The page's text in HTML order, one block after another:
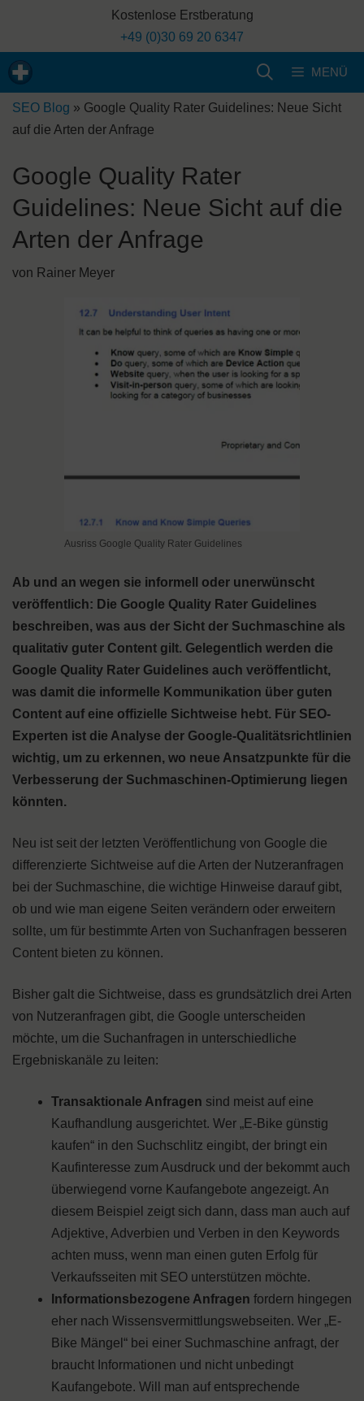
Kostenlose Erstberatung
+49 (0)30 69 20 6347
MENÜ
SEO Blog » Google Quality Rater Guidelines: Neue Sicht
auf die Arten der Anfrage
Google Quality Rater
Guidelines: Neue Sicht auf die
Arten der Anfrage
von Rainer Meyer
Ausriss Google Quality Rater Guidelines
Ab und an wegen sie informell oder unerwünscht
veröffentlich: Die Google Quality Rater Guidelines
beschreiben, was aus der Sicht der Suchmaschine als
qualitativ guter Content gilt. Gelegentlich werden die
Google Quality Rater Guidelines auch veröffentlicht,
was damit die informelle Kommunikation über guten
Content auf eine offizielle Sichtweise hebt. Für SEO-
Experten ist die Analyse der Google-Qualitätsrichtlinien
wichtig, um zu erkennen, wo neue Ansatzpunkte für die
Verbesserung der Suchmaschinen-Optimierung liegen
könnten.
Neu ist seit der letzten Veröffentlichung von Google die
differenzierte Sichtweise auf die Arten der Nutzeranfragen
bei der Suchmaschine, die wichtige Hinweise darauf gibt,
ob und wie man eigene Seiten verändern oder erweitern
sollte, um für bestimmte Arten von Suchanfragen besseren
Content bieten zu können.
Bisher galt die Sichtweise, dass es grundsätzlich drei Arten
von Nutzeranfragen gibt, die Google unterscheiden
möchte, um die Suchanfragen in unterschiedliche
Ergebniskanäle zu leiten:
Transaktionale Anfragen sind meist auf eine
Kaufhandlung ausgerichtet. Wer „E-Bike günstig
kaufen“ in den Suchschlitz eingibt, der bringt ein
Kaufinteresse zum Ausdruck und der bekommt auch
überwiegend vorne Kaufangebote angezeigt. An
diesem Beispiel zeigt sich dann, dass man auch auf
Adjektive, Adverbien und Verben in den Keywords
achten muss, wenn man einen guten Erfolg für
Verkaufsseiten mit SEO unterstützen möchte.
Informationsbezogene Anfragen fordern hingegen
eher nach Wissensvermittlungswebseiten. Wer „E-
Bike Mängel“ bei einer Suchmaschine anfragt, der
braucht Informationen und nicht unbedingt
Kaufangebote. Will man auf entsprechende